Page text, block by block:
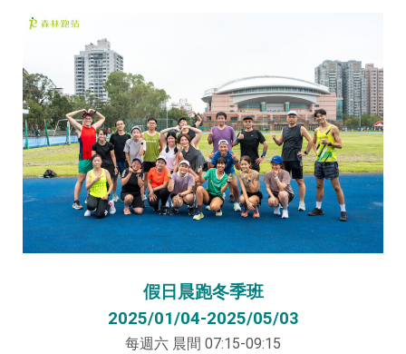
假日晨跑冬季班
2025/01/04-2025/05/03
每週六 晨間 07:15-09:15